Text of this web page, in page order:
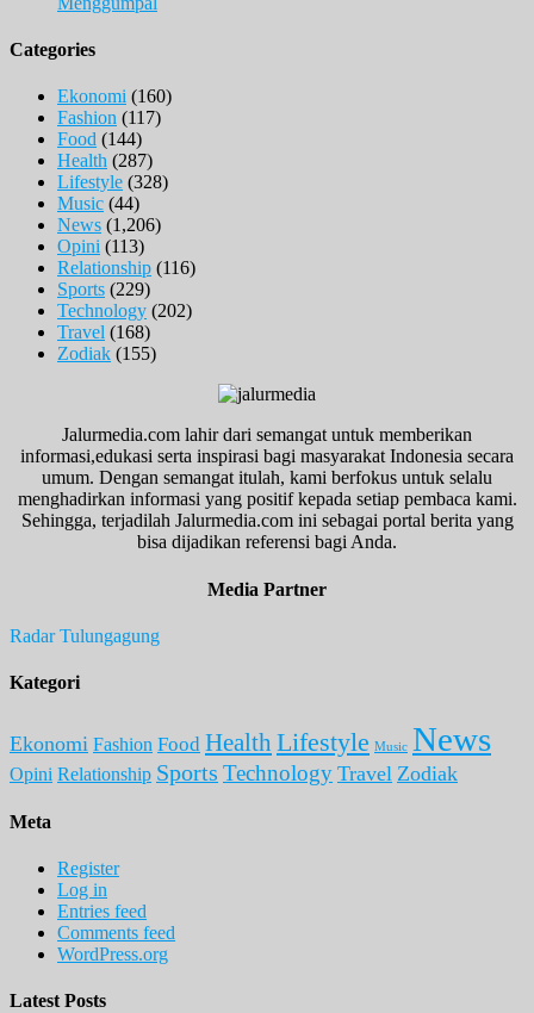
Categories
Ekonomi (160)
Fashion (117)
Food (144)
Health (287)
Lifestyle (328)
Music (44)
News (1,206)
Opini (113)
Relationship (116)
Sports (229)
Technology (202)
Travel (168)
Zodiak (155)
Jalurmedia.com lahir dari semangat untuk memberikan
informasi,edukasi serta inspirasi bagi masyarakat Indonesia secara
umum. Dengan semangat itulah, kami berfokus untuk selalu
menghadirkan informasi yang positif kepada setiap pembaca kami.
Sehingga, terjadilah Jalurmedia.com ini sebagai portal berita yang
bisa dijadikan referensi bagi Anda.
Media Partner
Radar Tulungagung
Kategori
Ekonomi Fashion Food Health Lifestyle Music News
Opini Relationship Sports Technology Travel Zodiak
Meta
Register
Log in
Entries feed
Comments feed
WordPress.org
Latest Posts